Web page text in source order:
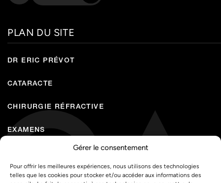
Gérer le consentement
Pour offrir les meilleures expériences, nous utilisons des technologies
telles que les cookies pour stocker et/ou accéder aux informations des
PLAN DU SITE
DR ERIC PRÉVOT
CATARACTE
CHIRURGIE RÉFRACTIVE
EXAMENS
LASERS & INJECTIONS
PARCOURS PATIENT